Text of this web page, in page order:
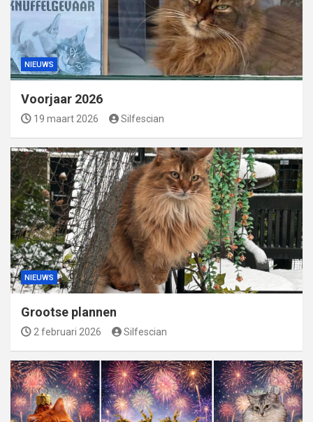
NIEUWS
Voorjaar 2026
19 maart 2026 Silfescian
NIEUWS
Grootse plannen
2 februari 2026 Silfescian